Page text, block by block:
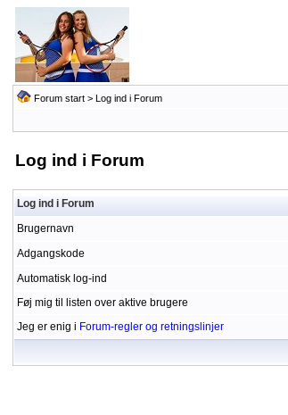
Forum start> Log ind i Forum
Log ind i Forum
Log ind i Forum
Brugernavn
Adgangskode
Automatisk log-ind
Føj mig til listen over aktive brugere
Jeg er enig i Forum-regler og retningslinjer